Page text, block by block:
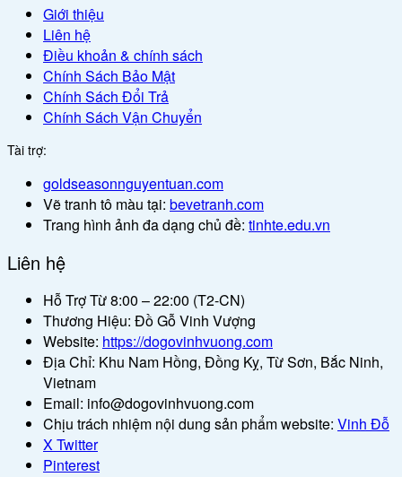
Giới thiệu
Liên hệ
Điều khoản & chính sách
Chính Sách Bảo Mật
Chính Sách Đổi Trả
Chính Sách Vận Chuyển
Tài trợ:
goldseasonnguyentuan.com
Vẽ tranh tô màu tại: bevetranh.com
Trang hình ảnh đa dạng chủ đề: tinhte.edu.vn
Liên hệ
Hỗ Trợ Từ 8:00 – 22:00 (T2-CN)
Thương Hiệu: Đồ Gỗ Vinh Vượng
Website: https://dogovinhvuong.com
Địa Chỉ: Khu Nam Hồng, Đồng Kỵ, Từ Sơn, Bắc Ninh,
Vietnam
Email: info@dogovinhvuong.com
Chịu trách nhiệm nội dung sản phẩm website: Vinh Đỗ
X Twitter
Pinterest